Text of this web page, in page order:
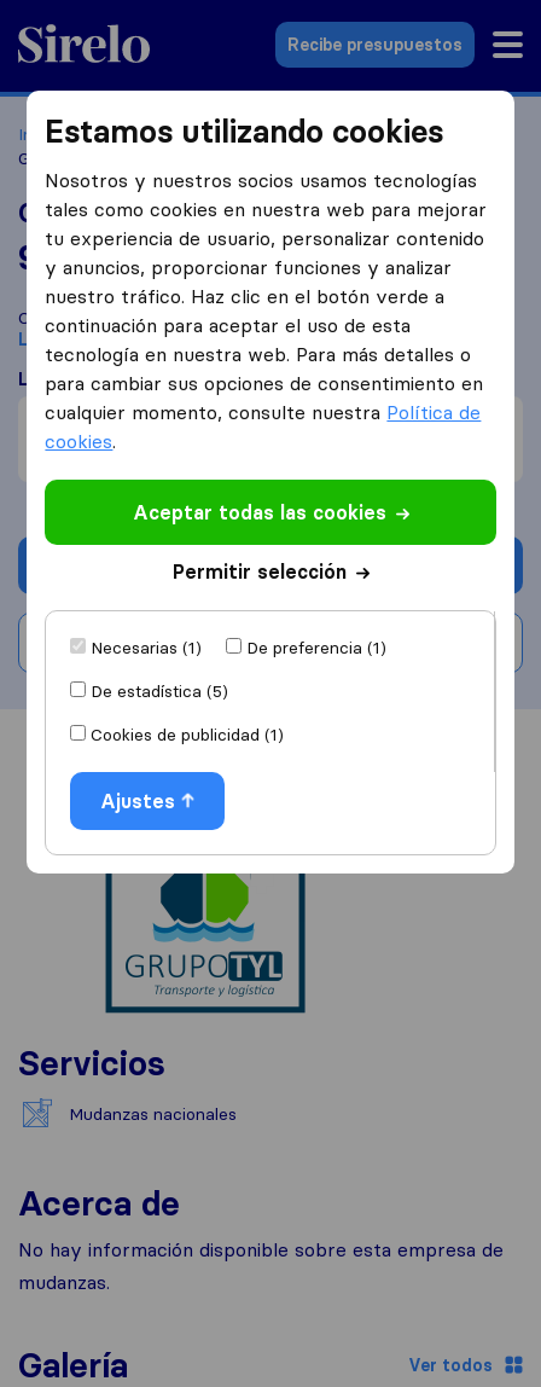
Sirelo.es
Recibe presupuestos
Inicio Empresas de mudanzas
L´Hospitalet de Llobregat
Grupo TYL
Grupo TYL
9,5 basado en375
reseñas de Sirelo y Google
i
Compara Grupo TYL con otrasempresas de mudanzas
L'Hospitalet de Llobregat
Lo que dicen los clientes
Precio (1)
Reclamaciones de daños (1)
Solicita Presupuestos
Escribe una valoración
Servicios
Mudanzas nacionales
Acerca de
No hay información disponible sobre esta empresa de
mudanzas.
Galería Ver todos
Estamos utilizando cookies
Nosotros y nuestros socios usamos tecnologías
tales como cookies en nuestra web para mejorar
tu experiencia de usuario, personalizar contenido
y anuncios, proporcionar funciones y analizar
nuestro tráfico. Haz clic en el botón verde a
continuación para aceptar el uso de esta
tecnología en nuestra web. Para más detalles o
para cambiar sus opciones de consentimiento en
cualquier momento, consulte nuestra Política de
cookies.
Aceptar todas las cookies
Permitir selección
Necesarias (1)
De preferencia (1)
De estadística (5)
Cookies de publicidad (1)
Ajustes